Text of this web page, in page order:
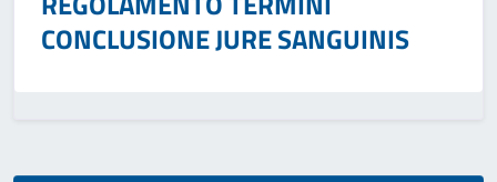
CONCLUSIONE JURE SANGUINIS